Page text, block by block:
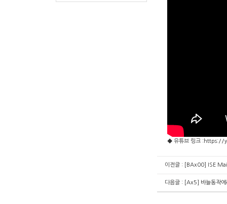
◆ 유튜브 링크 :https://
이전글 : [BAx00] ISE
다음글 : [Ax5] 바늘동작